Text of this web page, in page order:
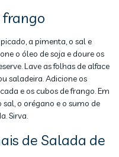
frango
a pimenta, o sal e
o óleo de soja e doure os
Lave as folhas de alface
saladeira. Adicione os
e os cubos de frango. Em
o orégano e o sumo de
Sirva.
de Salada de